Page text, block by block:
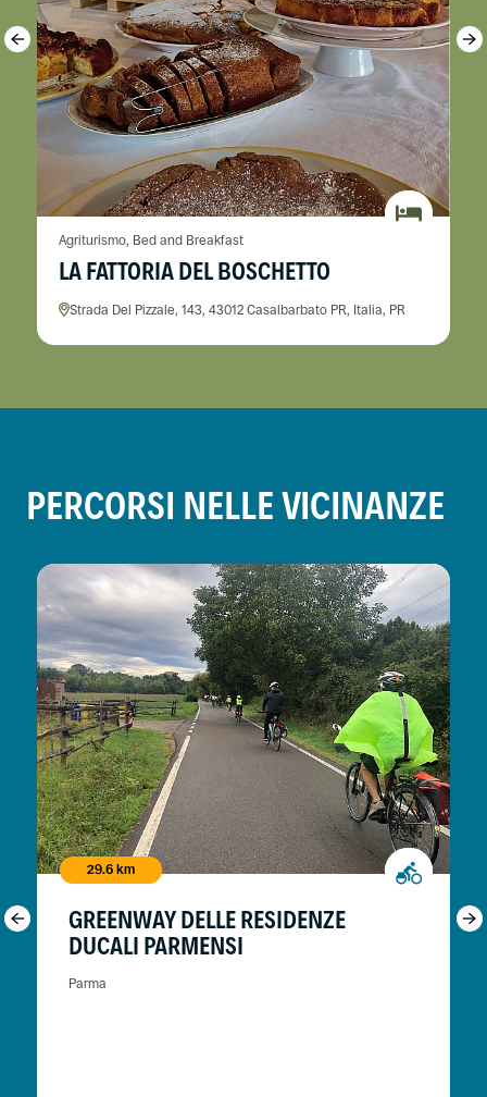
Agriturismo, Bed and Breakfast
LA FATTORIA DEL BOSCHETTO
Strada Del Pizzale, 143, 43012 Casalbarbato PR, Italia, PR
PERCORSI NELLE VICINANZE
29.6 km
GREENWAY DELLE RESIDENZE
DUCALI PARMENSI
Parma